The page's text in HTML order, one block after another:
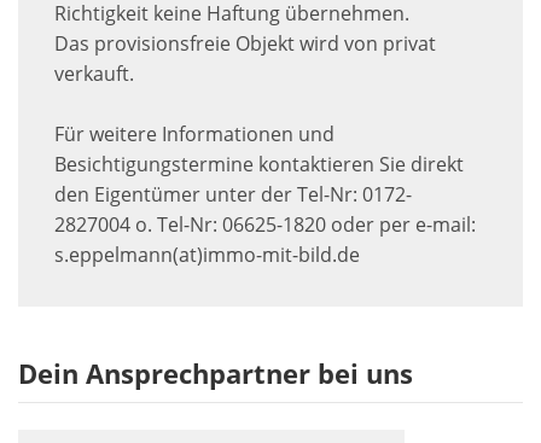
Richtigkeit keine Haftung übernehmen.
Das provisionsfreie Objekt wird von privat
verkauft.
Für weitere Informationen und
Besichtigungstermine kontaktieren Sie direkt
den Eigentümer unter der Tel-Nr: 0172-
2827004 o. Tel-Nr: 06625-1820 oder per e-mail:
s.eppelmann(at)immo-mit-bild.de
Dein Ansprechpartner bei uns